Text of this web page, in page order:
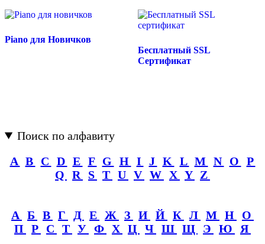
Piano для Новичков
Бесплатный SSL
Сертификат
Поиск по алфавиту
A B C D E F G H I J K L M N O
P
Q
R S T U V W X Y Z
А Б В Г Д Е Ж З И Й К Л М Н
О
П Р С Т У Ф Х Ц Ч Ш Щ Э Ю Я